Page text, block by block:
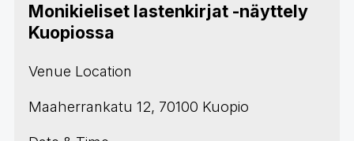
Monikieliset lastenkirjat -näyttely
Kuopiossa
Venue Location
Maaherrankatu 12, 70100 Kuopio